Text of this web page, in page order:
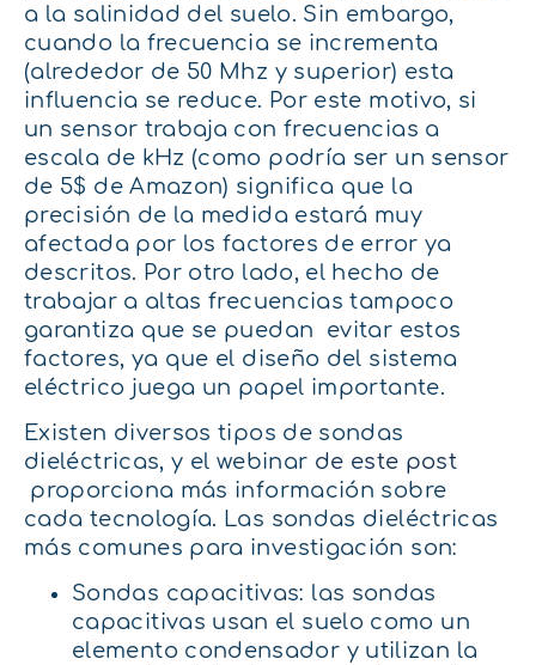
a la salinidad del suelo. Sin embargo,
cuando la frecuencia se incrementa
(alrededor de 50 Mhz y superior) esta
influencia se reduce. Por este motivo, si
un sensor trabaja con frecuencias a
escala de kHz (como podría ser un sensor
de 5$ de Amazon) significa que la
precisión de la medida estará muy
afectada por los factores de error ya
descritos. Por otro lado, el hecho de
trabajar a altas frecuencias tampoco
garantiza que se puedan evitar estos
factores, ya que el diseño del sistema
eléctrico juega un papel importante.
Existen diversos tipos de sondas
dieléctricas, y el webinar de este post
proporciona más información sobre
cada tecnología. Las sondas dieléctricas
más comunes para investigación son:
Sondas capacitivas: las sondas
capacitivas usan el suelo como un
elemento condensador y utilizan la